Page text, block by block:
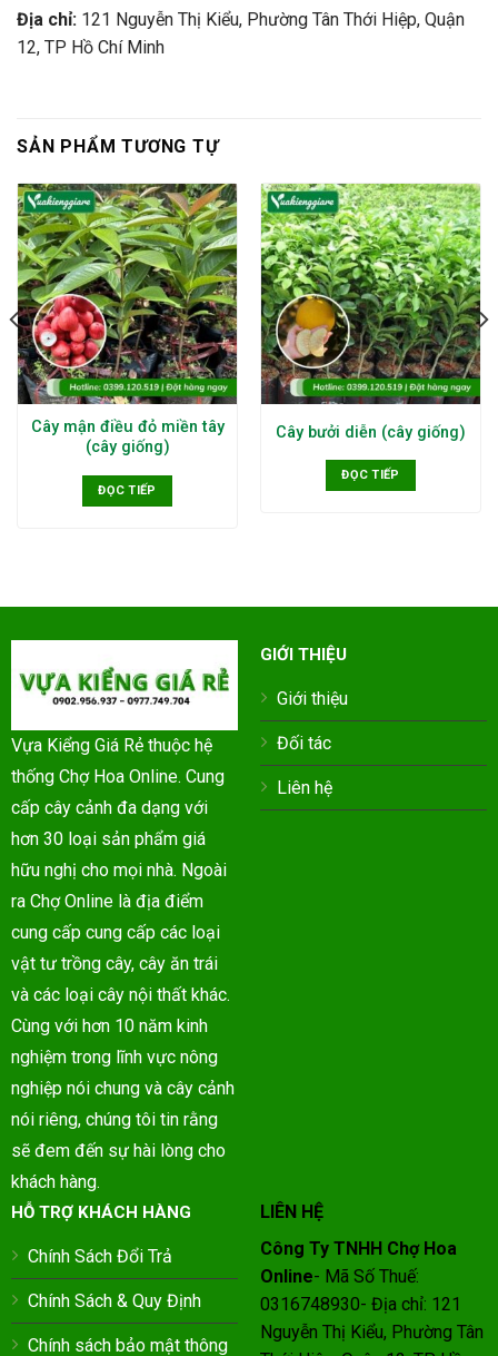
Địa chỉ: 121 Nguyễn Thị Kiểu, Phường Tân Thới Hiệp, Quận
12, TP Hồ Chí Minh
SẢN PHẨM TƯƠNG TỰ
Cây mận điều đỏ miền tây
(cây giống)
ĐỌC TIẾP
Cây bưởi diễn (cây giống)
ĐỌC TIẾP
Vựa Kiểng Giá Rẻ thuộc hệ
thống Chợ Hoa Online. Cung
cấp cây cảnh đa dạng với
hơn 30 loại sản phẩm giá
hữu nghị cho mọi nhà. Ngoài
ra Chợ Online là địa điểm
cung cấp cung cấp các loại
vật tư trồng cây, cây ăn trái
và các loại cây nội thất khác.
Cùng với hơn 10 năm kinh
nghiệm trong lĩnh vực nông
nghiệp nói chung và cây cảnh
nói riêng, chúng tôi tin rằng
sẽ đem đến sự hài lòng cho
khách hàng.
GIỚI THIỆU
Giới thiệu
Đối tác
Liên hệ
HỖ TRỢ KHÁCH HÀNG
Chính Sách Đổi Trả
Chính Sách & Quy Định
Chính sách bảo mật thông
LIÊN HỆ
Công Ty TNHH Chợ Hoa
Online- Mã Số Thuế:
0316748930- Địa chỉ: 121
Nguyễn Thị Kiểu, Phường Tân